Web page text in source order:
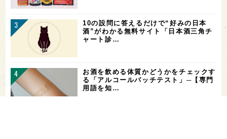
10の設問に答えるだけで“好みの日本
酒”がわかる無料サイト「日本酒三角チ
ャート診…
お酒を飲める体質かどうかをチェックす
る「アルコールパッチテスト」─【専門
用語を知…